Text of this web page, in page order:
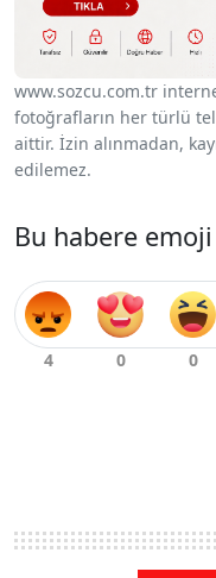
www.sozcu.com.tr
fotoğrafların her türlü
aittir. İzin alınmadan,
edilemez.
Bu habere